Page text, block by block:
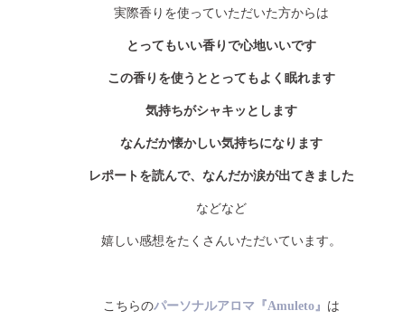
実際香りを使っていただいた方からは
とってもいい香りで心地いいです
この香りを使うととってもよく眠れます
気持ちがシャキッとします
なんだか懐かしい気持ちになります
レポートを読んで、なんだか涙が出てきました
などなど
嬉しい感想をたくさんいただいています。
こちらのパーソナルアロマ『Amuleto』 は